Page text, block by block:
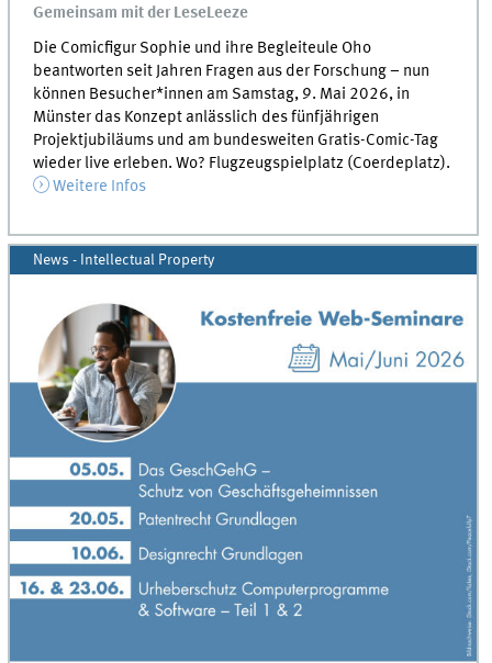
Gemeinsam mit der LeseLeeze
Die Comicfigur Sophie und ihre Begleiteule Oho
beantworten seit Jahren Fragen aus der Forschung – nun
können Besucher*innen am Samstag, 9. Mai 2026, in
Münster das Konzept anlässlich des fünfjährigen
Projektjubiläums und am bundesweiten Gratis-Comic-Tag
wieder live erleben. Wo? Flugzeugspielplatz (Coerdeplatz).
Weitere Infos
News - Intellectual Property